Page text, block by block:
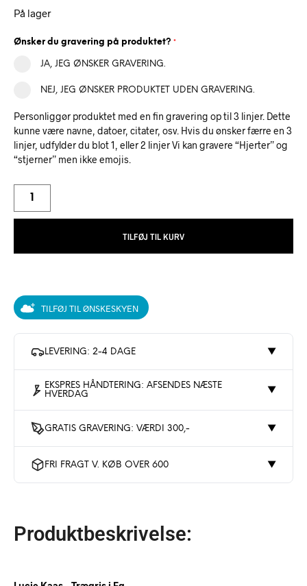
På lager
Ønsker du gravering på produktet? *
JA, JEG ØNSKER GRAVERING.
NEJ, JEG ØNSKER PRODUKTET UDEN GRAVERING.
Personliggør produktet med en fin gravering op til 3 linjer. Dette
kunne være navne, datoer, citater, osv. Hvis du ønsker færre en 3
linjer, udfylder du blot 1, eller 2 linjer Vi kan gravere “Hjerter” og
“stjerner” men ikke emojis.
TILFØJ TIL KURV
TILFØJ TIL ØNSKESKYEN
LEVERING: 2-4 DAGE ▼
EKSPRES HÅNDTERING: AFSENDES NÆSTE
HVERDAG
▼
GRATIS GRAVERING: VÆRDI 300,- ▼
FRI FRAGT V. KØB OVER 600 ▼
Produktbeskrivelse: